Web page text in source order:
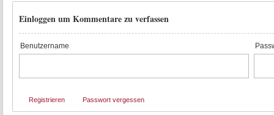
Einloggen um Kommentare zu verfassen
Benutzername
Registrieren Passwort vergessen